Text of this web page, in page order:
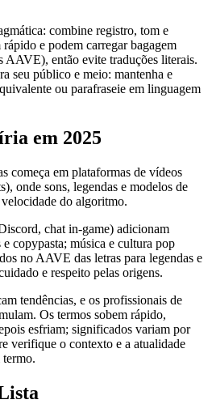
combine registro, tom e
e podem carregar bagagem
AAVE), então evite traduções literais.
seu público e meio: mantenha e
ou parafraseie em linguagem
em 2025
começa em plataformas de vídeos
onde sons, legendas e modelos de
do algoritmo.
chat in-game) adicionam
e copypasta; música e cultura pop
no AAVE das letras para legendas e
e respeito pelas origens.
tendências, e os profissionais de
Os termos sobem rápido,
esfriam; significados variam por
verifique o contexto e a atualidade
termo.